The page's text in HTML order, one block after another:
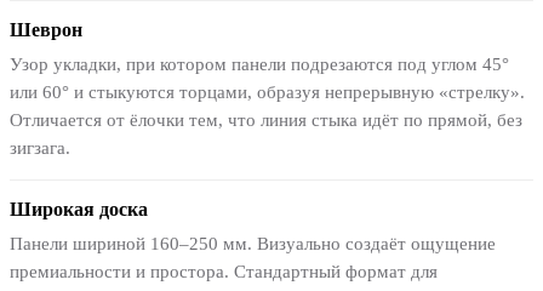
Шеврон
Узор укладки, при котором панели подрезаются под углом 45°
или 60° и стыкуются торцами, образуя непрерывную «стрелку».
Отличается от ёлочки тем, что линия стыка идёт по прямой, без
зигзага.
Широкая доска
Панели шириной 160–250 мм. Визуально создаёт ощущение
премиальности и простора. Стандартный формат для